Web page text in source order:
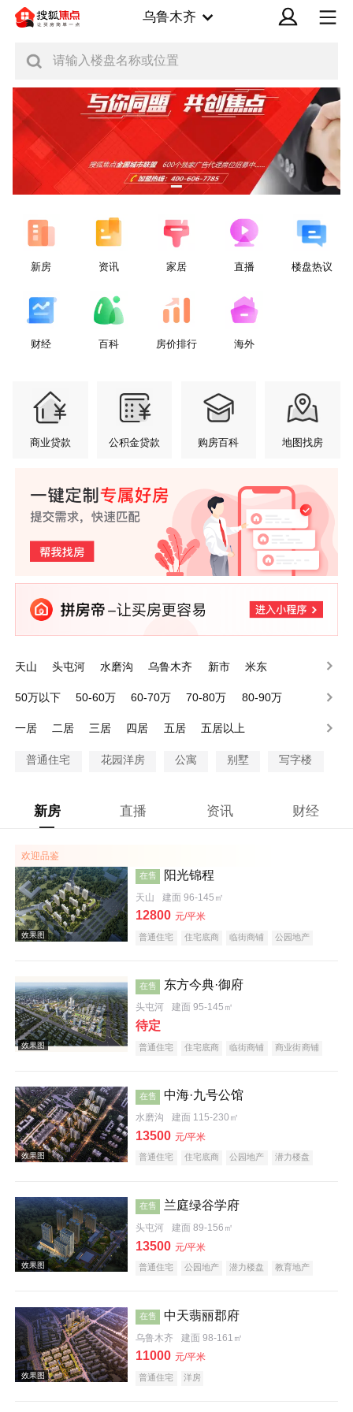
乌鲁木齐
请输入楼盘名称或位置
新房 资讯 家居 直播 楼盘热议
财经 百科 房价排行 海外
商业贷款 公积金贷款 购房百科 地图找房
天山 头屯河 水磨沟 乌鲁木齐 新市
米东
50万以下
50-60万 60-70万 70-80万
80-90万
一居
二居 三居 四居 五居 五居以上
普通住宅 花园洋房 公寓 别墅 写字楼
新房 直播 资讯 财经
欢迎品鉴
效果图
在售 阳光锦程
天山 建面 96-145㎡
12800 元/平米
普通住宅 住宅底商 临街商铺
公园地产
效果图
在售 东方今典·御府
头屯河 建面 95-145㎡
待定
普通住宅 住宅底商 临街商铺
商业街商铺
在售 中海·九号公馆
水磨沟 建面 115-230㎡
13500 元/平米
普通住宅 住宅底商 公园地产 潜力楼盘
在售 兰庭绿谷学府
头屯河 建面 89-156㎡
13500 元/平米
普通住宅 公园地产 潜力楼盘 教育地产
在售 中天翡丽郡府
乌鲁木齐 建面 98-161㎡
11000 元/平米
普通住宅 洋房